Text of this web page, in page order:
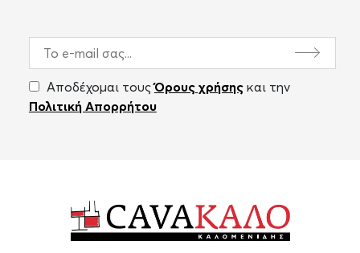
Αποδέχομαι τουςΌρους χρήσηςκαι την
Πολιτική Απορρήτου